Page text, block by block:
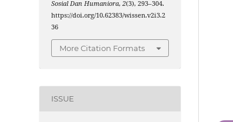
Sosial Dan Humaniora,2(3), 293–304.
https://doi.org/10.62383/wissen.v2i3.2
36
More Citation Formats
ISSUE